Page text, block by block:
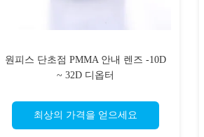
원피스 단초점 PMMA 안내 렌즈 -10D
~ 32D 디옵터
최상의 가격을 얻으세요